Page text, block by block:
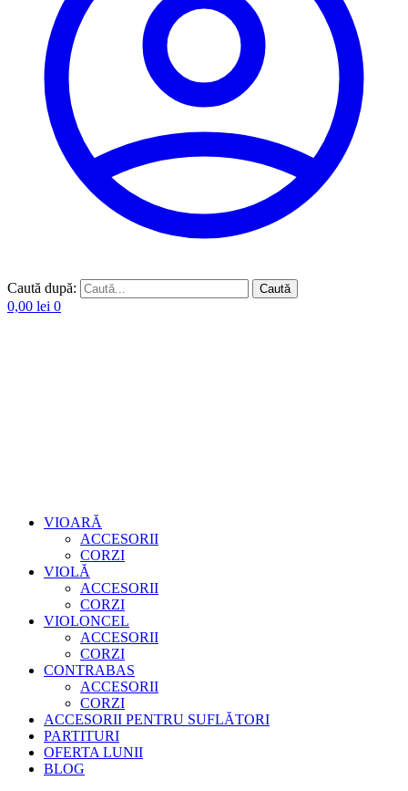
Caută după: Caută
0,00 lei 0
VIOARĂ
ACCESORII
CORZI
VIOLĂ
ACCESORII
CORZI
VIOLONCEL
ACCESORII
CORZI
CONTRABAS
ACCESORII
CORZI
ACCESORII PENTRU SUFLĂTORI
PARTITURI
OFERTA LUNII
BLOG